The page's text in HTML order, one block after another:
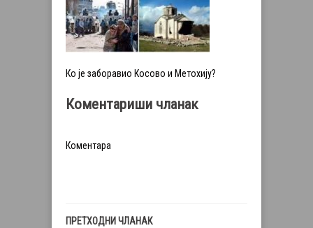
Ко је заборавио Косово и Метохију?
Коментариши чланак
Коментара
ПРЕТХОДНИ ЧЛАНАК